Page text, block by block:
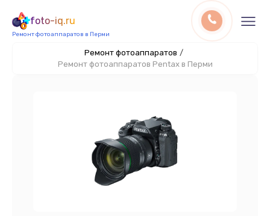
foto-iq.ru
Ремонт фотоаппаратов в Перми
Ремонт фотоаппаратов /
Ремонт фотоаппаратов Pentax в Перми